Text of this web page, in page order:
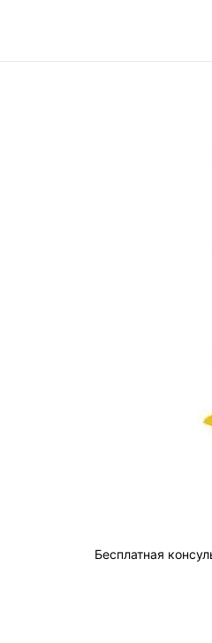
Бесплатная